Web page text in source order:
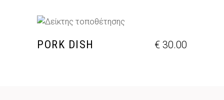
ΠΡΟΣΘΉΚΗ ΣΤΟ ΚΑΛΆΘΙ
PORK DISH € 30.00